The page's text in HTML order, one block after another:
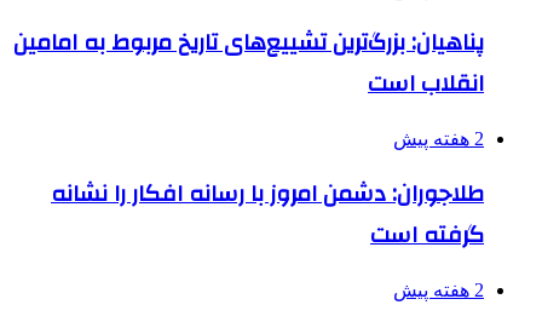
پناهیان: بزرگ‌ترین تشییع‌های تاریخ مربوط به امامین
انقلاب است
2 هفته پیش
طلاجوران: دشمن امروز با رسانه افکار را نشانه
گرفته است
2 هفته پیش